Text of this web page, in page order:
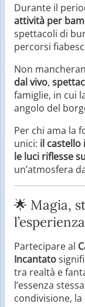
Durante il
attività per
spettacoli di
percorsi
Non
dal vivo,
famiglie, in cui
angolo del
Per chi ama la
unici: il castello
le luci riflesse
un’atmosfera
🌟 Magia,
Partecipare al
Incantato
tra realtà e
l’essenza
condivisione, la